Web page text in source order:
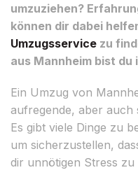
umzuziehen?
können dir dabei
Umzugsservice zu
aus Mannheim bist
Ein Umzug von
aufregende, aber auch
Es gibt viele Dinge zu
um sicherzustellen,
dir unnötigen Stress